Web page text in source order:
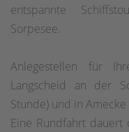
entspannte
Sorpesee.
Anlegestellen für
Langscheid an der
Stunde) und in
Eine Rundfahrt dauert